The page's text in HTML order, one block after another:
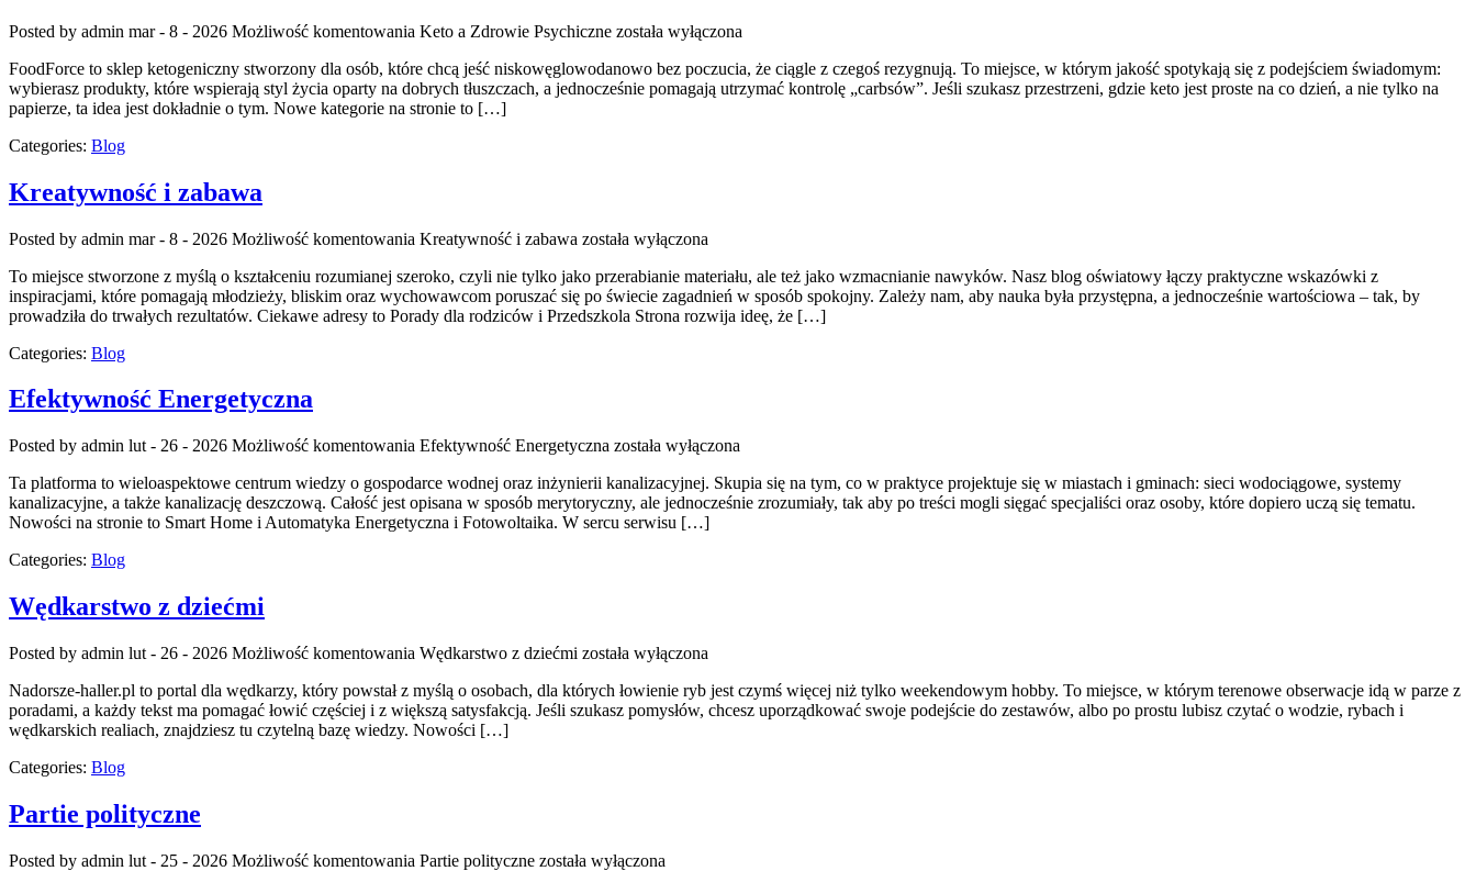
Posted by admin mar - 8 - 2026 Możliwość komentowania Keto a Zdrowie Psychiczne została wyłączona
FoodForce to sklep ketogeniczny stworzony dla osób, które chcą jeść niskowęglowodanowo bez poczucia, że ciągle z czegoś rezygnują. To miejsce, w którym jakość spotykają się z podejściem świadomym:
wybierasz produkty, które wspierają styl życia oparty na dobrych tłuszczach, a jednocześnie pomagają utrzymać kontrolę „carbsów”. Jeśli szukasz przestrzeni, gdzie keto jest proste na co dzień, a nie tylko na
papierze, ta idea jest dokładnie o tym. Nowe kategorie na stronie to […]
Categories: Blog
Kreatywność i zabawa
Posted by admin mar - 8 - 2026 Możliwość komentowania Kreatywność i zabawa została wyłączona
To miejsce stworzone z myślą o kształceniu rozumianej szeroko, czyli nie tylko jako przerabianie materiału, ale też jako wzmacnianie nawyków. Nasz blog oświatowy łączy praktyczne wskazówki z
inspiracjami, które pomagają młodzieży, bliskim oraz wychowawcom poruszać się po świecie zagadnień w sposób spokojny. Zależy nam, aby nauka była przystępna, a jednocześnie wartościowa – tak, by
prowadziła do trwałych rezultatów. Ciekawe adresy to Porady dla rodziców i Przedszkola Strona rozwija ideę, że […]
Categories: Blog
Efektywność Energetyczna
Posted by admin lut - 26 - 2026 Możliwość komentowania Efektywność Energetyczna została wyłączona
Ta platforma to wieloaspektowe centrum wiedzy o gospodarce wodnej oraz inżynierii kanalizacyjnej. Skupia się na tym, co w praktyce projektuje się w miastach i gminach: sieci wodociągowe, systemy
kanalizacyjne, a także kanalizację deszczową. Całość jest opisana w sposób merytoryczny, ale jednocześnie zrozumiały, tak aby po treści mogli sięgać specjaliści oraz osoby, które dopiero uczą się tematu.
Nowości na stronie to Smart Home i Automatyka Energetyczna i Fotowoltaika. W sercu serwisu […]
Categories: Blog
Wędkarstwo z dziećmi
Posted by admin lut - 26 - 2026 Możliwość komentowania Wędkarstwo z dziećmi została wyłączona
Nadorsze-haller.pl to portal dla wędkarzy, który powstał z myślą o osobach, dla których łowienie ryb jest czymś więcej niż tylko weekendowym hobby. To miejsce, w którym terenowe obserwacje idą w parze z
poradami, a każdy tekst ma pomagać łowić częściej i z większą satysfakcją. Jeśli szukasz pomysłów, chcesz uporządkować swoje podejście do zestawów, albo po prostu lubisz czytać o wodzie, rybach i
wędkarskich realiach, znajdziesz tu czytelną bazę wiedzy. Nowości […]
Categories: Blog
Partie polityczne
Posted by admin lut - 25 - 2026 Możliwość komentowania Partie polityczne została wyłączona